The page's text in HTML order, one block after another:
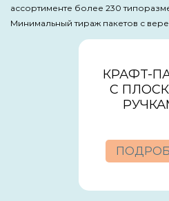
ассортименте более 230
Минимальный тираж пакетов с
КРАФТ-
С